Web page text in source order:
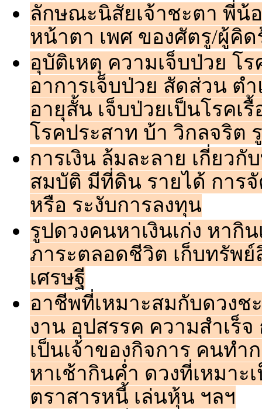
ลักษณะนิสัยเจ้าชะตา พี่น้
หน้าตา เพศ ของศัตรู/ผู้คิด
อุบัติเหตุ ความเจ็บป่วย โ
อาการเจ็บป่วย สัดส่วน ต
อายุสั้น เจ็บป่วยเป็นโรคเ
โรคประสาท บ้า วิกลจริต
การเงิน ล้มละลาย เกี่ยวกั
สมบัติ มีที่ดิน รายได้ การ
หรือ ระงับการลงทุน
รูปดวงคนหาเงินเก่ง หากิ
ภาระตลอดชีวิต เก็บทรัพ
เศรษฐี
อาชีพที่เหมาะสมกับดวง
งาน อุปสรรค ความสำเร็จ
เป็นเจ้าของกิจการ คนทำ
หาเช้ากินค่ำ ดวงที่เหมา
ตราสารหนี้ เล่นหุ้น ฯลฯ